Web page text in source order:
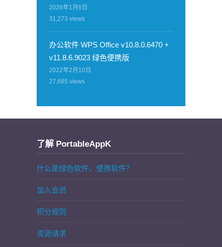
2026年1月6日
31,273 views
办公软件 WPS Office v10.8.0.6470 +
v11.8.6.9023 绿色便携版
2022年2月10日
27,685 views
了解 PortableAppK
什么是绿色软件、便携软件？
加入会员
积分规则
资源请求